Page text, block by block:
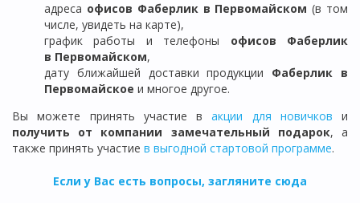
адреса офисов Фаберлик в Первомайском (в том
числе, увидеть на карте),
график работы и телефоны офисов Фаберлик
в Первомайском,
дату ближайшей доставки продукции Фаберлик в
Первомайское и многое другое.
Вы можете принять участие вакции для новичков и
получить от компании замечательный подарок, а
также принять участие в выгодной стартовой программе.
Если у Вас есть вопросы, загляните сюда